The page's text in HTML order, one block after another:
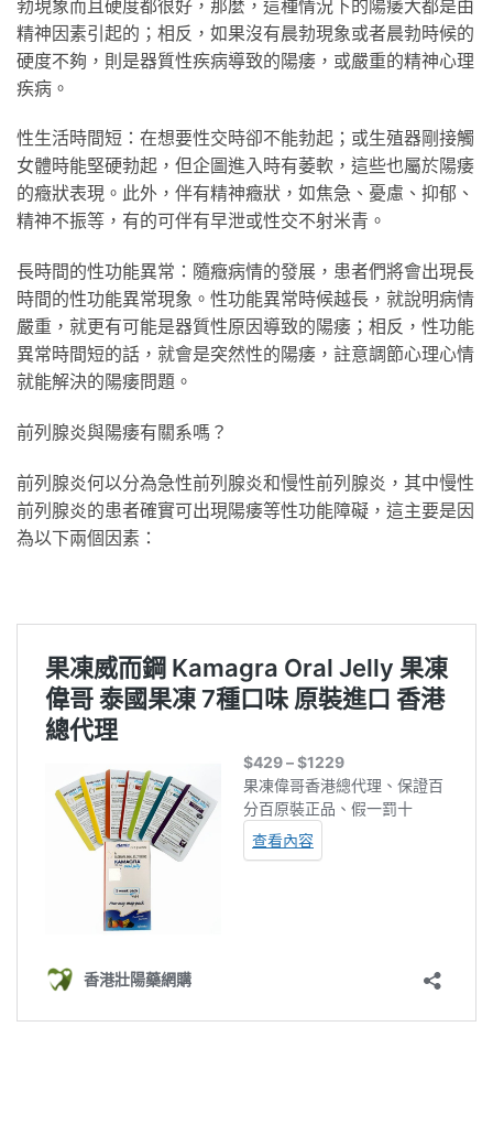
勃現象而且硬度都很好，那麼，這種情況下的陽痿大都是由
精神因素引起的；相反，如果沒有晨勃現象或者晨勃時候的
硬度不夠，則是器質性疾病導致的陽痿，或嚴重的精神心理
疾病。
性生活時間短：在想要性交時卻不能勃起；或生殖器剛接觸
女體時能堅硬勃起，但企圖進入時有萎軟，這些也屬於陽痿
的癥狀表現。此外，伴有精神癥狀，如焦急、憂慮、抑郁、
精神不振等，有的可伴有早泄或性交不射米青。
長時間的性功能異常：隨癥病情的發展，患者們將會出現長
時間的性功能異常現象。性功能異常時候越長，就說明病情
嚴重，就更有可能是器質性原因導致的陽痿；相反，性功能
異常時間短的話，就會是突然性的陽痿，註意調節心理心情
就能解決的陽痿問題。
前列腺炎與陽痿有關系嗎？
前列腺炎何以分為急性前列腺炎和慢性前列腺炎，其中慢性
前列腺炎的患者確實可出現陽痿等性功能障礙，這主要是因
為以下兩個因素：